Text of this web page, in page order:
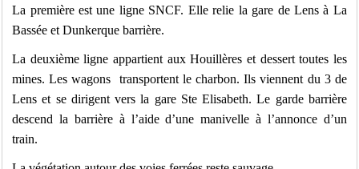
La première est une ligne SNCF. Elle relie la gare de Lens à La
Bassée et Dunkerque barrière.
La deuxième ligne appartient aux Houillères et dessert toutes les
mines. Les wagons transportent le charbon. Ils viennent du 3 de
Lens et se dirigent vers la gare Ste Elisabeth. Le garde barrière
descend la barrière à l’aide d’une manivelle à l’annonce d’un
train.